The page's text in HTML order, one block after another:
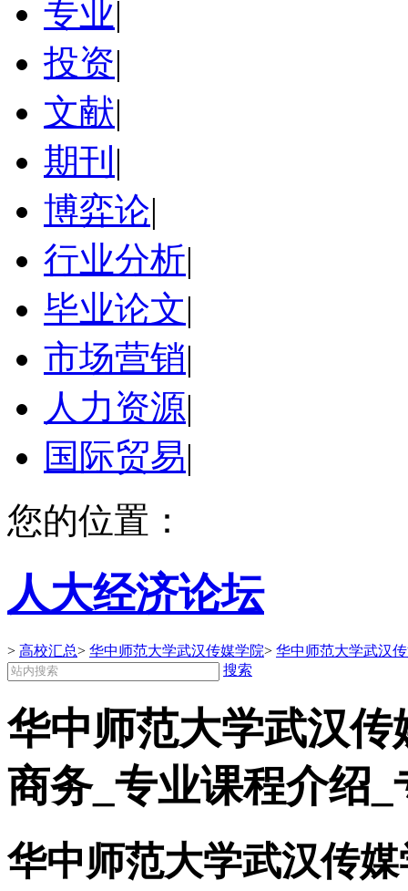
专业|
投资|
文献|
期刊 |
博弈论|
行业分析|
毕业论文|
市场营销|
人力资源|
国际贸易|
您的位置：
人大经济论坛
> 高校汇总> 华中师范大学武汉传媒学院> 华中师范大学武汉
搜索
华中师范大学武汉
商务_专业课程介绍
华中师范大学武汉传